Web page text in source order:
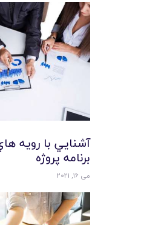
آشنايي با رويه
برنامه پروژه
می 16, 2021